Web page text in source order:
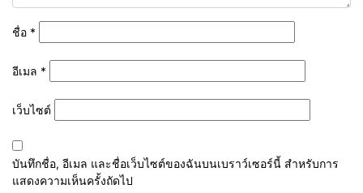
ชื่อ *
อีเมล *
เว็บไซต์
บันทึกชื่อ, อีเมล และชื่อเว็บไซต์ของฉันบนเบราว์เซอร์นี้ สำหรับการ
แสดงความเห็นครั้งถัดไป